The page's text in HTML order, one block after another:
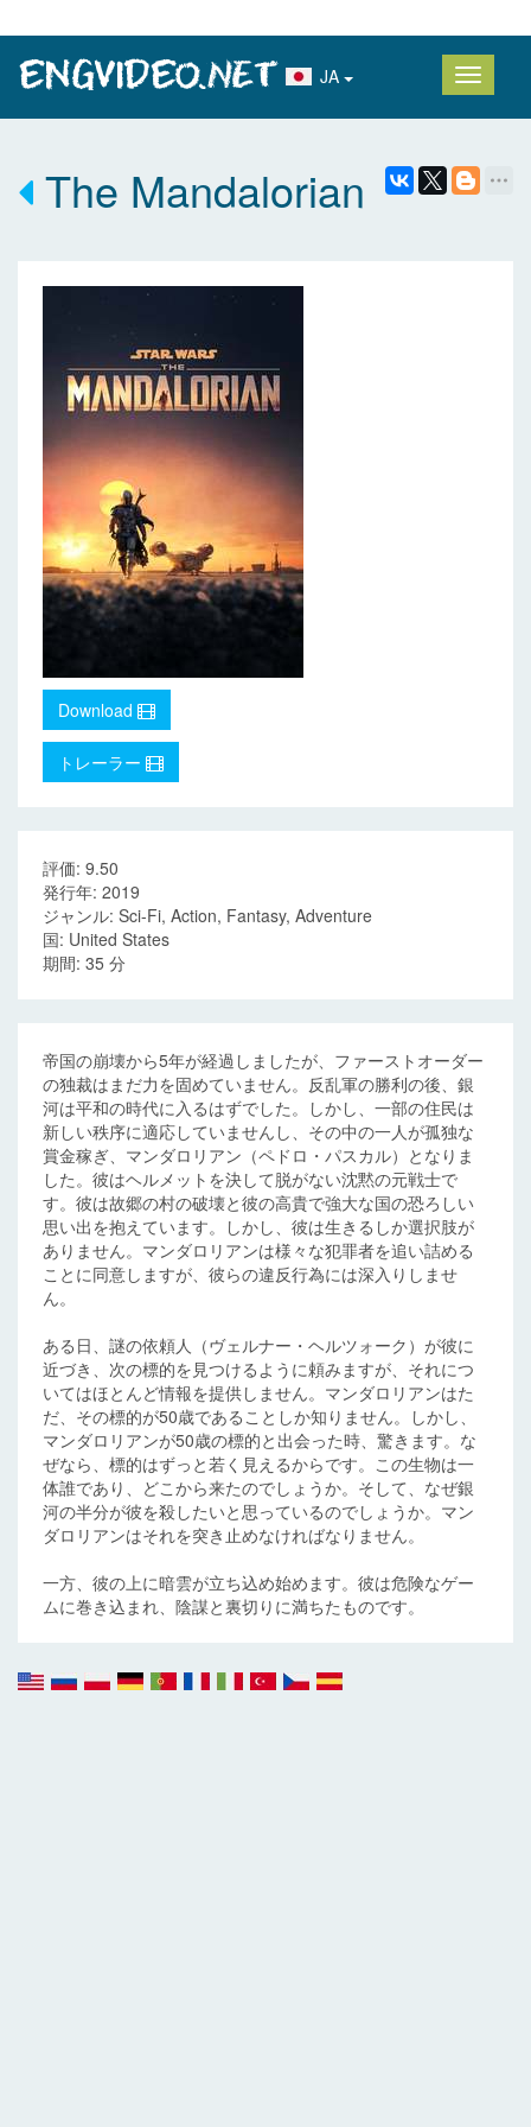
JA
The Mandalorian
Download
トレーラー
評価: 9.50
発行年: 2019
ジャンル: Sci-Fi, Action, Fantasy, Adventure
国: United States
期間: 35 分
帝国の崩壊から5年が経過しましたが、ファーストオーダー
の独裁はまだ力を固めていません。反乱軍の勝利の後、銀
河は平和の時代に入るはずでした。しかし、一部の住民は
新しい秩序に適応していませんし、その中の一人が孤独な
賞金稼ぎ、マンダロリアン（ペドロ・パスカル）となりま
した。彼はヘルメットを決して脱がない沈黙の元戦士で
す。彼は故郷の村の破壊と彼の高貴で強大な国の恐ろしい
思い出を抱えています。しかし、彼は生きるしか選択肢が
ありません。マンダロリアンは様々な犯罪者を追い詰める
ことに同意しますが、彼らの違反行為には深入りしませ
ん。
ある日、謎の依頼人（ヴェルナー・ヘルツォーク）が彼に
近づき、次の標的を見つけるように頼みますが、それにつ
いてはほとんど情報を提供しません。マンダロリアンはた
だ、その標的が50歳であることしか知りません。しかし、
マンダロリアンが50歳の標的と出会った時、驚きます。な
ぜなら、標的はずっと若く見えるからです。この生物は一
体誰であり、どこから来たのでしょうか。そして、なぜ銀
河の半分が彼を殺したいと思っているのでしょうか。マン
ダロリアンはそれを突き止めなければなりません。
一方、彼の上に暗雲が立ち込め始めます。彼は危険なゲー
ムに巻き込まれ、陰謀と裏切りに満ちたものです。